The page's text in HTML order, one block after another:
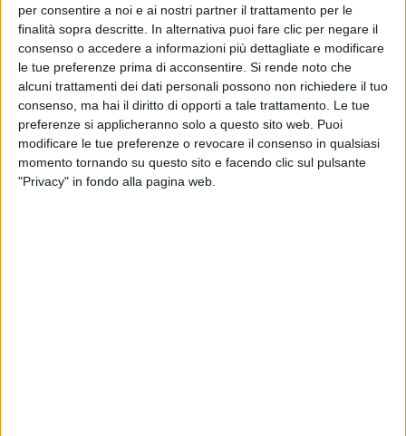
per consentire a noi e ai nostri partner il trattamento per le
finalità sopra descritte. In alternativa puoi fare clic per negare il
consenso o accedere a informazioni più dettagliate e modificare
le tue preferenze prima di acconsentire. Si rende noto che
alcuni trattamenti dei dati personali possono non richiedere il tuo
consenso, ma hai il diritto di opporti a tale trattamento. Le tue
preferenze si applicheranno solo a questo sito web. Puoi
modificare le tue preferenze o revocare il consenso in qualsiasi
momento tornando su questo sito e facendo clic sul pulsante
"Privacy" in fondo alla pagina web.
ANNALISA - SINCERAMENTE (#RILIVE
NAPOLI 2024)